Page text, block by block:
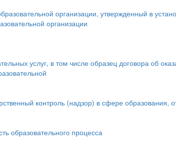
организации, утвержденный в
организации
услуг, в том числе образец договора об
контроль (надзор) в сфере образования,
образовательного процесса